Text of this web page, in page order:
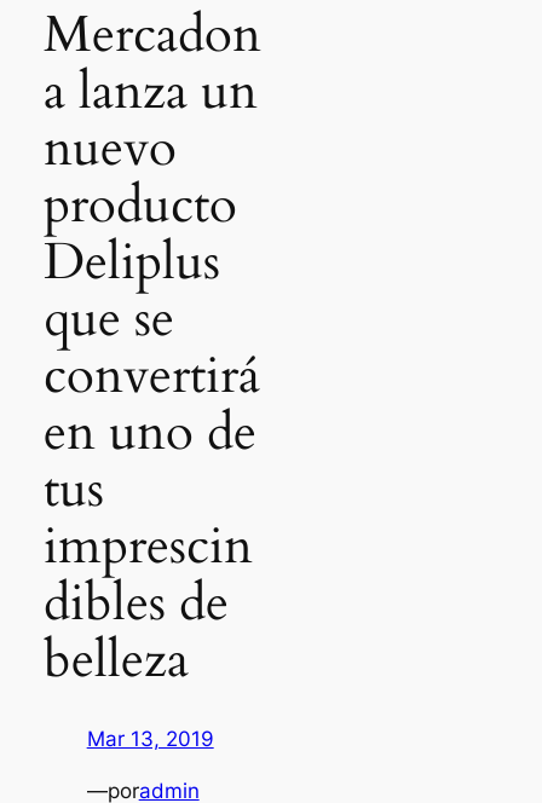
Mercadon
a lanza un
nuevo
producto
Deliplus
que se
convertirá
en uno de
tus
imprescin
dibles de
belleza
Mar 13, 2019
—poradmin